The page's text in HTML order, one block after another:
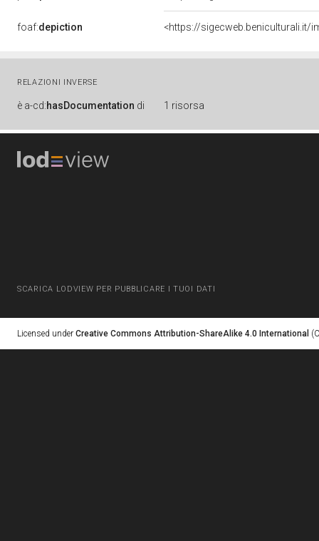
foaf:depiction <https://sigecweb.beniculturali.it/
RELAZIONI INVERSE
è a-cd:hasDocumentation di 1 risorsa
SCARICA LODVIEW PER PUBBLICARE I TUOI DATI
Licensed under Creative Commons Attribution-ShareAlike 4.0 International